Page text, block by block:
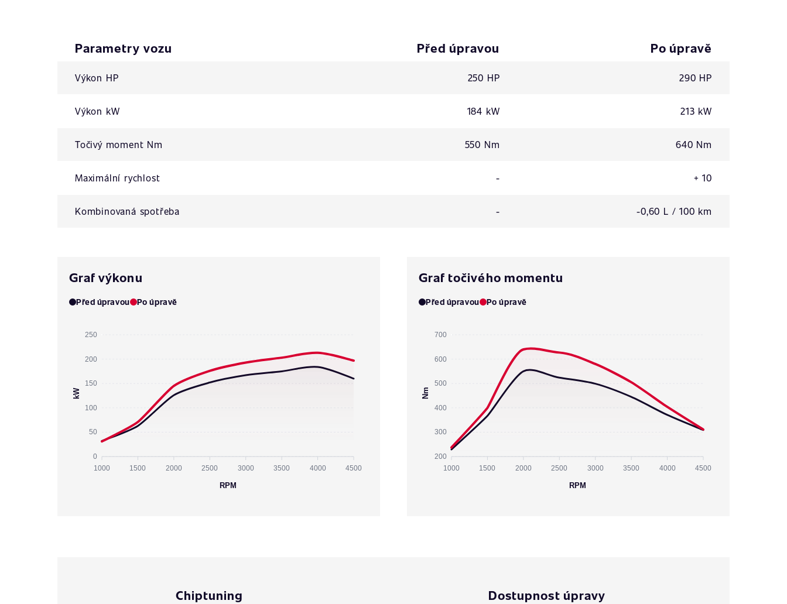
Parametry vozu Před úpravou Po úpravě
Výkon HP 250 HP 290 HP
Výkon kW 184 kW 213 kW
Točivý moment Nm 550 Nm 640 Nm
Maximální rychlost - + 10
Kombinovaná spotřeba - -0,60 L / 100 km
Graf výkonu
Před úpravou Po úpravě
250
200
150
100
50
0
kW
1000 1500 2000 2500 3000 3500 4000 4500
RPM
Graf točivého momentu
Před úpravou Po úpravě
700
600
500
400
300
200
Nm
1000 1500 2000 2500 3000 3500 4000 4500
RPM
Chiptuning Dostupnost úpravy